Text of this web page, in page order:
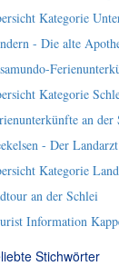
Kategorie
- Die alte
Kategorie
an der
- Der Landarzt
Kategorie
an der Schlei
Information
Stichwörter